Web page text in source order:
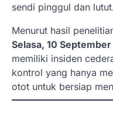
sendi pinggul dan
Menurut hasil
Selasa, 10
memiliki insiden
kontrol yang hanya
otot untuk bersiap